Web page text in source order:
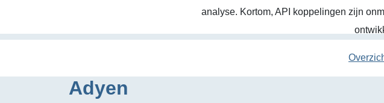
analyse. Kortom, API koppelingen zijn
Adyen